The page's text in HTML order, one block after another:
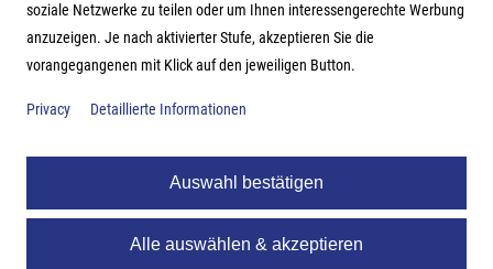
Address
Hutter Trade GmbH + Co KG
Bgm.-Landmann-Platz 1-5
soziale Netzwerke zu teilen oder um Ihnen interessengerechte Werbung
anzuzeigen. Je nach aktivierter Stufe, akzeptieren Sie die
vorangegangenen mit Klick auf den jeweiligen Button.
Privacy Detaillierte Informationen
Auswahl bestätigen
Alle auswählen & akzeptieren